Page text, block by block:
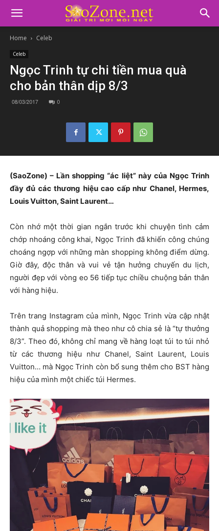
Home Celeb
Celeb
Ngọc Trinh tự chi tiền mua quà
cho bản thân dịp 8/3
08/03/2017 0
(SaoZone) – Lần shopping “ác liệt” này của Ngọc Trinh
đầy đủ các thương hiệu cao cấp như Chanel, Hermes,
Louis Vuitton, Saint Laurent…
Còn nhớ một thời gian ngắn trước khi chuyện tình cảm
chớp nhoáng công khai, Ngọc Trinh đã khiến công chúng
choáng ngợp với những màn shopping không điểm dừng.
Giờ đây, độc thân và vui vẻ tận hưởng chuyến du lịch,
người đẹp với vòng eo 56 tiếp tục chiều chuộng bản thân
với hàng hiệu.
Trên trang Instagram của mình, Ngọc Trinh vừa cập nhật
thành quả shopping mà theo như cô chia sẻ là “tự thưởng
8/3”. Theo đó, không chỉ mang về hàng loạt túi to túi nhỏ
từ các thương hiệu như Chanel, Saint Laurent, Louis
Vuitton… mà Ngọc Trinh còn bổ sung thêm cho BST hàng
hiệu của mình một chiếc túi Hermes.